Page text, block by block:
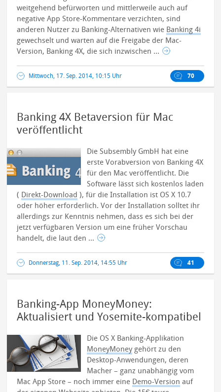
weitgehend befürworten und mittlerweile auch auf
negative App Store-Kommentare verzichten, sind
anderen Nutzer zu Banking-Alternativen wie Banking 4i
gewechselt und warten auf die Freigabe der Mac-
Version, Banking 4X, die sich inzwischen ...
Mittwoch, 17. Sep. 2014, 10:15 Uhr 70
Banking 4X Betaversion für Mac
veröffentlicht
Die Subsembly GmbH hat eine
erste Vorabversion von Banking 4X
für den Mac veröffentlicht. Die
Software lässt sich kostenlos laden
( Direkt-Download ), für die Installation ist OS X 10.7
oder höher erforderlich.Vor der Installation solltet ihr
allerdings zur Kenntnis nehmen, dass es sich bei der
jetzt verfügbaren Version um eine früher Vorschau
handelt, die laut den ...
Donnerstag, 11. Sep. 2014, 14:55 Uhr 41
Banking-App MoneyMoney:
Aktualisiert und Yosemite-kompatibel
Die OS X Banking-Applikation
MoneyMoney gehört zu den
Desktop-Anwendungen, deren
Macher – ganz unabhängig vom
Mac App Store – noch immer eine Demo-Version auf